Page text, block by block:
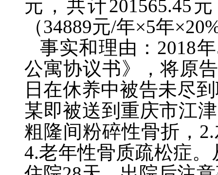
元，共计201565.45
（34889元/年×5年
事实和理由： 2018年
公寓协议书》，将原
日在休养中被告未尽
某即被送到重庆市江
粗隆间粉碎性骨折， 2.
4.老年性骨质疏松症。